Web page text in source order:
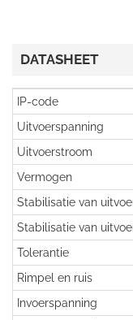
DATASHEET
IP-code
Uitvoerspanning
Uitvoerstroom
Vermogen
Stabilisatie van
Stabilisatie van
Tolerantie
Rimpel en ruis
Invoerspanning